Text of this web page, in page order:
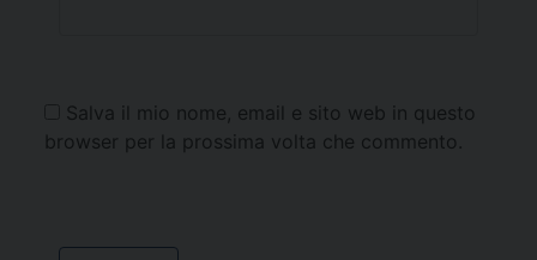
Salva il mio nome, email e sito web in questo
browser per la prossima volta che commento.